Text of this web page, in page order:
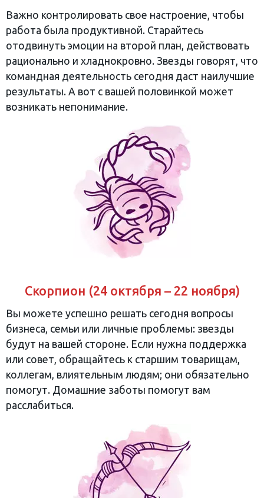
Важно контролировать свое настроение, чтобы
работа была продуктивной. Старайтесь
отодвинуть эмоции на второй план, действовать
рационально и хладнокровно. Звезды говорят, что
командная деятельность сегодня даст наилучшие
результаты. А вот с вашей половинкой может
возникать непонимание.
Скорпион (24 октября – 22 ноября)
Вы можете успешно решать сегодня вопросы
бизнеса, семьи или личные проблемы: звезды
будут на вашей стороне. Если нужна поддержка
или совет, обращайтесь к старшим товарищам,
коллегам, влиятельным людям; они обязательно
помогут. Домашние заботы помогут вам
расслабиться.